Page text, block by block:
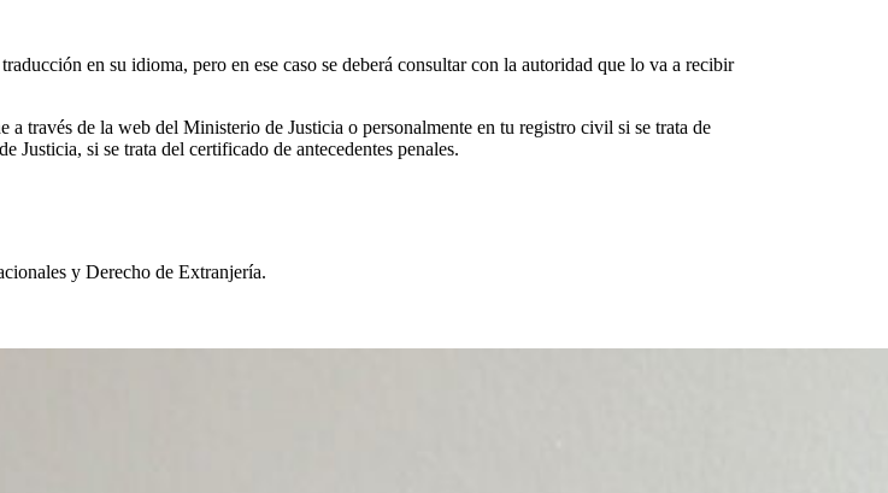
en su idioma, pero en ese caso se deberá consultar con la autoridad que lo va a recibir
través de la web del Ministerio de Justicia o personalmente en tu registro civil si se trata de
si se trata del certificado de antecedentes penales.
y Derecho de Extranjería.